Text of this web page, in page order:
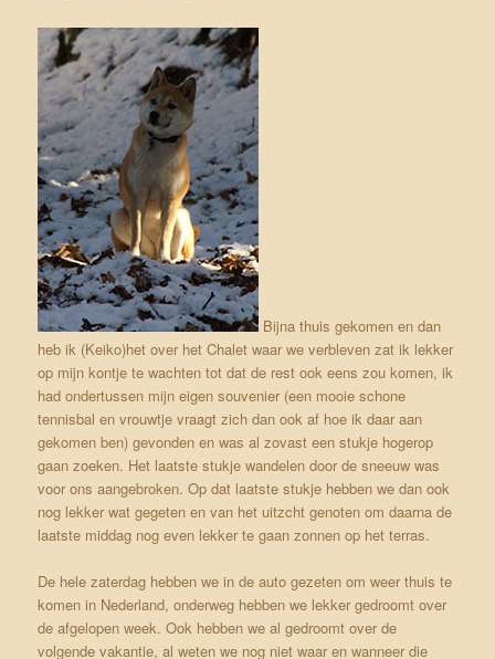
Bijna thuis gekomen en dan
heb ik (Keiko)het over het Chalet waar we verbleven zat ik lekker
op mijn kontje te wachten tot dat de rest ook eens zou komen, ik
had ondertussen mijn eigen souvenier (een mooie schone
tennisbal en vrouwtje vraagt zich dan ook af hoe ik daar aan
gekomen ben) gevonden en was al zovast een stukje hogerop
gaan zoeken. Het laatste stukje wandelen door de sneeuw was
voor ons aangebroken. Op dat laatste stukje hebben we dan ook
nog lekker wat gegeten en van het uitzcht genoten om daarna de
laatste middag nog even lekker te gaan zonnen op het terras.
De hele zaterdag hebben we in de auto gezeten om weer thuis te
komen in Nederland, onderweg hebben we lekker gedroomt over
de afgelopen week. Ook hebben we al gedroomt over de
volgende vakantie, al weten we nog niet waar en wanneer die